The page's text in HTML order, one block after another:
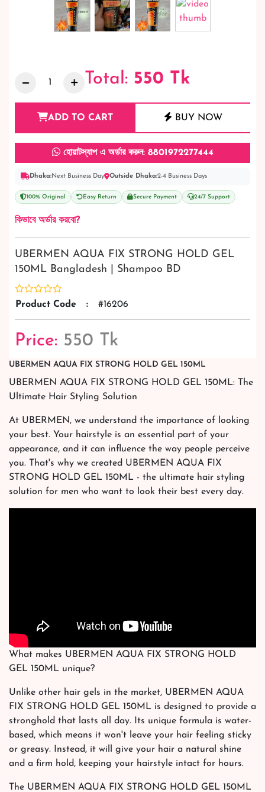
Total: 550 Tk
ADD TO CART BUY NOW
হোয়াটস্যাপ এ অর্ডার করুন: 8801972277444
Dhaka:Next Business Day Outside Dhaka:2-4 Business Days
100% Original Easy Return Secure Payment 24/7 Support
কিভাবে অর্ডার করবো?
UBERMEN AQUA FIX STRONG HOLD GEL
150ML Bangladesh | Shampoo BD
Product Code : #16206
Price: 550 Tk
UBERMEN AQUA FIX STRONG HOLD GEL 150ML
UBERMEN AQUA FIX STRONG HOLD GEL 150ML: The
Ultimate Hair Styling Solution
At UBERMEN, we understand the importance of looking
your best. Your hairstyle is an essential part of your
appearance, and it can influence the way people perceive
you. That's why we created UBERMEN AQUA FIX
STRONG HOLD GEL 150ML - the ultimate hair styling
solution for men who want to look their best every day.
What makes UBERMEN AQUA FIX STRONG HOLD
GEL 150ML unique?
Unlike other hair gels in the market, UBERMEN AQUA
FIX STRONG HOLD GEL 150ML is designed to provide a
stronghold that lasts all day. Its unique formula is water-
based, which means it won't leave your hair feeling sticky
or greasy. Instead, it will give your hair a natural shine
and a firm hold, keeping your hairstyle intact for hours.
The UBERMEN AQUA FIX STRONG HOLD GEL 150ML